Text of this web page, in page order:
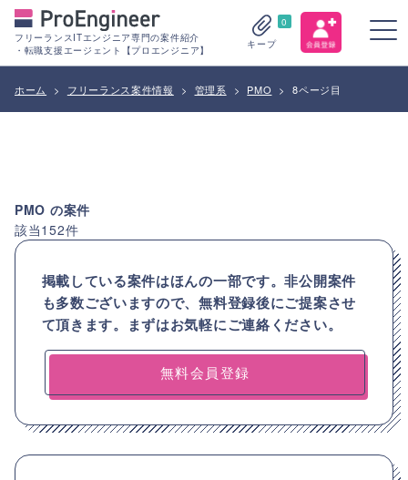
フリーランスITエンジニア専門の案件紹介
・転職支援エージェント【プロエンジニア】
0
キープ
ホーム > フリーランス案件情報 > 管理系 > PMO > 8ページ目
PMO の案件
該当152件
掲載している案件はほんの一部です。非公開案件
も多数ございますので、無料登録後にご提案させ
て頂きます。まずはお気軽にご連絡ください。
無料会員登録